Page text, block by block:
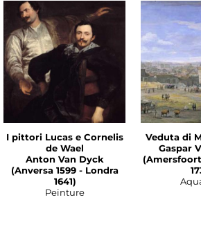
I pittori Lucas e Cornelis
de Wael
Anton Van Dyck
(Anversa 1599 - Londra
1641)
Peinture
Veduta di
Gaspar